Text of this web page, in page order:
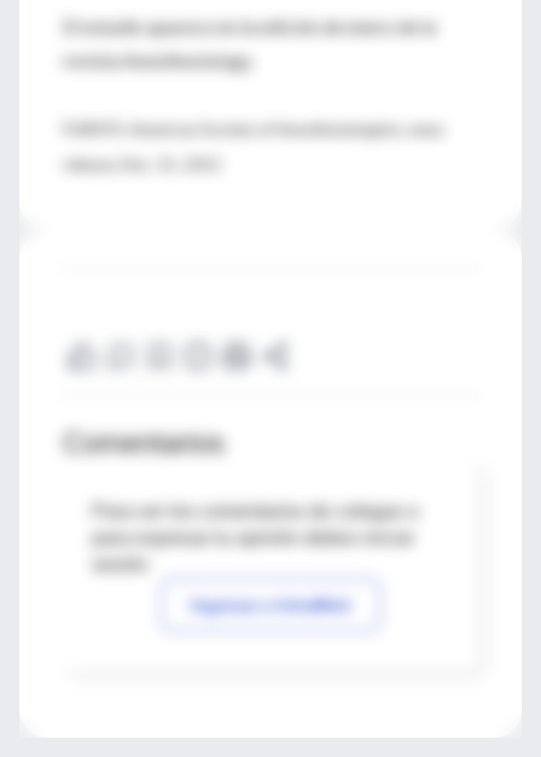
El estudio aparece en la edición de enero de la
revista Anesthesiology.
Comentarios
Para ver los comentarios de colegas o
Ingresar a IntraMed